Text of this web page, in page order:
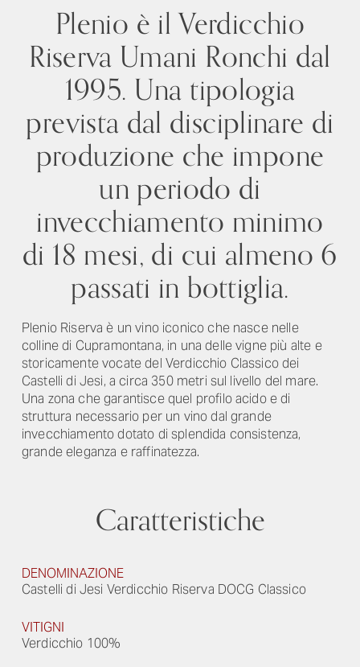
Plenio è il Verdicchio
Riserva Umani Ronchi dal
1995. Una tipologia
prevista dal disciplinare di
produzione che impone
un periodo di
invecchiamento minimo
di 18 mesi, di cui almeno 6
passati in bottiglia.
Plenio Riserva è un vino iconico che nasce nelle
colline di Cupramontana, in una delle vigne più alte e
storicamente vocate del Verdicchio Classico dei
Castelli di Jesi, a circa 350 metri sul livello del mare.
Una zona che garantisce quel profilo acido e di
struttura necessario per un vino dal grande
invecchiamento dotato di splendida consistenza,
grande eleganza e raffinatezza.
Caratteristiche
DENOMINAZIONE
Castelli di Jesi Verdicchio Riserva DOCG Classico
VITIGNI
Verdicchio 100%